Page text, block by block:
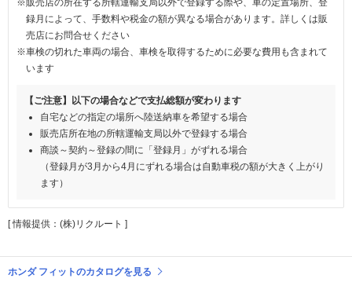
録月によって、手数料や税金の額が異なる場合があります。詳しくは販
売店にお問合せください
※車検の切れた車両の場合、車検を取得するために必要な費用も含まれて
います
【ご注意】以下の場合などで支払総額が変わります
自宅などの指定の場所へ陸送納車を希望する場合
販売店所在地の所轄運輸支局以外で登録する場合
商談～契約～登録の間に「登録月」がずれる場合
（登録月が3月から4月にずれる場合は自動車税の額が大きく上がり
ます）
[ 情報提供：(株)リクルート ]
ホンダ フィットのカタログを見る